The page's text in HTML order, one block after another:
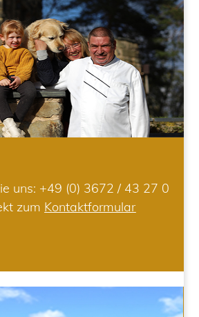
uns: +49 (0) 3672 / 43 27 0
zum Kontaktformular